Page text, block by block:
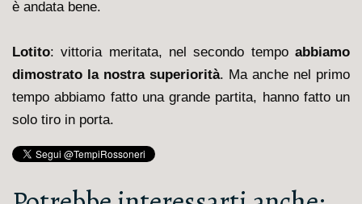
è andata bene.
Lotito: vittoria meritata, nel secondo tempo abbiamo
dimostrato la nostra superiorità. Ma anche nel primo
tempo abbiamo fatto una grande partita, hanno fatto un
solo tiro in porta.